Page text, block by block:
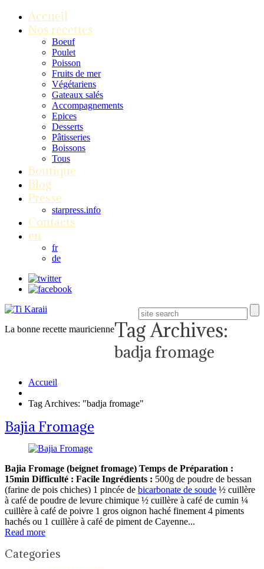
Accueil
Nos recettes
Boeuf
Poulet
Poisson
Fruits de mer
Végétariens
Gateaux salés
Accompagnements
Epices
Desserts
Pâtisseries
Boissons
Tous
Boutique
Blog
Presse
starpress.info
Contacts
en
fr
de
La bonne recette mauricienneTag Archives:
badja fromage
Accueil
Tag Archives: "badja fromage"
Bajia Fromage
Bajia Fromage (beignet fromage) Temps de Préparation :
15min Difficulté : Facile Ingrédients : 500g de poudre de bessan
(farine de pois chiches) 1 pincée de bicarbonate de soude ½ cuillère
à café de poudre de levure chimique ½ cuillère à café de cumin ¼
cuillère à café de poivre 1 gros oignon haché finement 4 piments
hachés ou 1 cuillère à café de piment de Cayenne...
Read more
Categories